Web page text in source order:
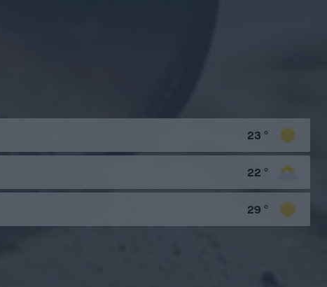
23 °
22 °
29 °